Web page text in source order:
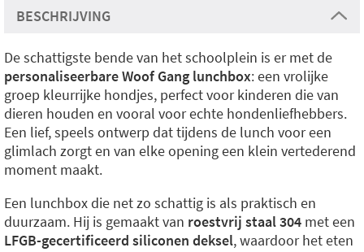
BESCHRIJVING
De schattigste bende van het schoolplein is er met de
personaliseerbare Woof Gang lunchbox: een vrolijke
groep kleurrijke hondjes, perfect voor kinderen die van
dieren houden en vooral voor echte hondenliefhebbers.
Een lief, speels ontwerp dat tijdens de lunch voor een
glimlach zorgt en van elke opening een klein vertederend
moment maakt.
Een lunchbox die net zo schattig is als praktisch en
duurzaam. Hij is gemaakt van roestvrij staal 304 met een
LFGB-gecertificeerd siliconen deksel, waardoor het eten